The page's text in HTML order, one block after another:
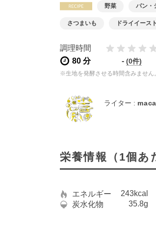
野菜 パン・
さつまいも ドライイースト
調理時間
80 分
- (0件)
※生地を発酵させる時間含みません。
ライター :
栄養情報（1個あ
エネルギー 243kcal
炭水化物
35.8g